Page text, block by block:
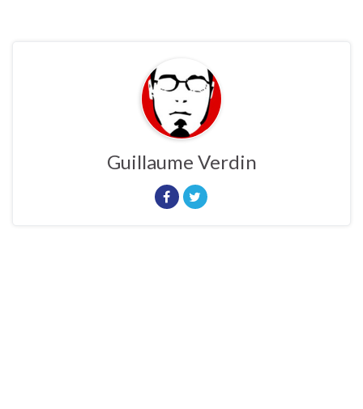
Guillaume Verdin